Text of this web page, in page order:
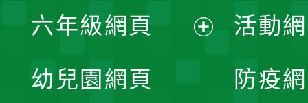
單
選
開
六年級網頁
幼兒園網頁
活動
防疫